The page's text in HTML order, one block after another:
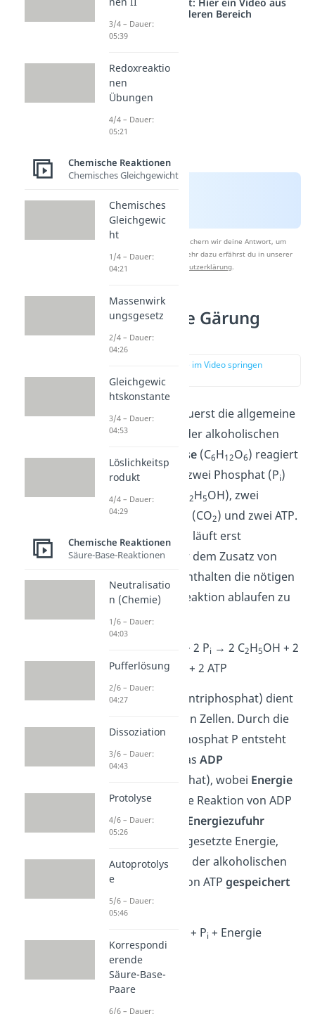
einem anderen Bereich
Nach Beantwortung speichern wir deine Antwort, um
Studyflix zu verbessern. Mehr dazu erfährst du in unserer
Datenschutzerklärung.
Alkoholische Gärung
Formel
zur Stelle im Video springen
(01:00)
Schauen wir uns zuerst die allgemeine
Reaktionsformel
der alkoholischen
Gärung an.
Glucose (C6H12O6) reagiert
mit zwei ADP und zwei Phosphat (Pi)
zu zweiEthanol 2H5OH), zwei
Kohlenstoffdioxid
(CO2) und zwei ATP.
Folgender Prozess läuft erst
enzymatisch unter dem Zusatz von
Hefen ab. Hefen enthalten die nötigen
Enzyme, um die Reaktion ablaufen zu
lassen.
+ 2 ADP + 2 Pi → 2 C2H5OH + 2
CO
+ 2 ATP
DeinATP
(Adenosintriphosphat) dient
in Zellen. Durch die
Abspaltung von Phosphat P entsteht
aus deinem ATP dasADP
(Adenosindiphosphat), wobei Energie
freiwird. Durch die Reaktion von ADP
mit Phosphat, die
Energiezufuhr
braucht, kann freigesetzte Energie,
beispielsweise aus der alkoholischen
Gärung, in Form von ATPgespeichert
werden.
ATP ⇌ ADP + Pi + Energie
3/4 – Dauer:
05:39
Redoxreaktio
nen
Übungen
4/4 – Dauer:
05:21
Chemische Reaktionen
Chemisches Gleichgewicht
Chemisches
Gleichgewic
ht
1/4 – Dauer:
04:21
Massenwirk
ungsgesetz
2/4 – Dauer:
04:26
Gleichgewic
htskonstante
3/4 – Dauer:
04:53
Löslichkeitsp
rodukt
4/4 – Dauer:
04:29
Chemische Reaktionen
Säure-Base-Reaktionen
Neutralisatio
n (Chemie)
1/6 – Dauer:
04:03
Pufferlösung
2/6 – Dauer:
04:27
Dissoziation
3/6 – Dauer:
04:43
Protolyse
4/6 – Dauer:
05:26
Autoprotolys
e
5/6 – Dauer:
05:46
Korrespondi
erende
Säure-Base-
Paare
6/6 – Dauer: